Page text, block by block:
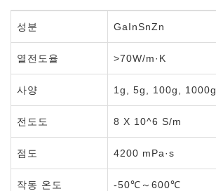
성분 GaInSnZn
열전도율 >70W/m·K
사양 1g, 5g, 100g, 1000g
전도도 8 X 10^6 S/m
점도 4200 mPa·s
작동 온도 -50℃～600℃